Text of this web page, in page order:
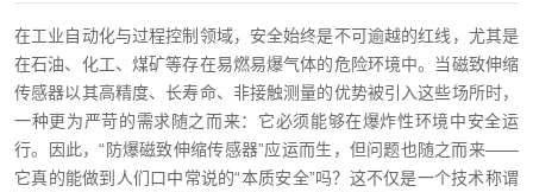
在工业自动化与过程控制领域，安全始终是不可逾越的红线，尤其是
在石油、化工、煤矿等存在易燃易爆气体的危险环境中。当磁致伸缩
传感器以其高精度、长寿命、非接触测量的优势被引入这些场所时，
一种更为严苛的需求随之而来：它必须能够在爆炸性环境中安全运
行。因此，“防爆磁致伸缩传感器”应运而生，但问题也随之而来——
它真的能做到人们口中常说的“本质安全”吗？这不仅是一个技术称谓